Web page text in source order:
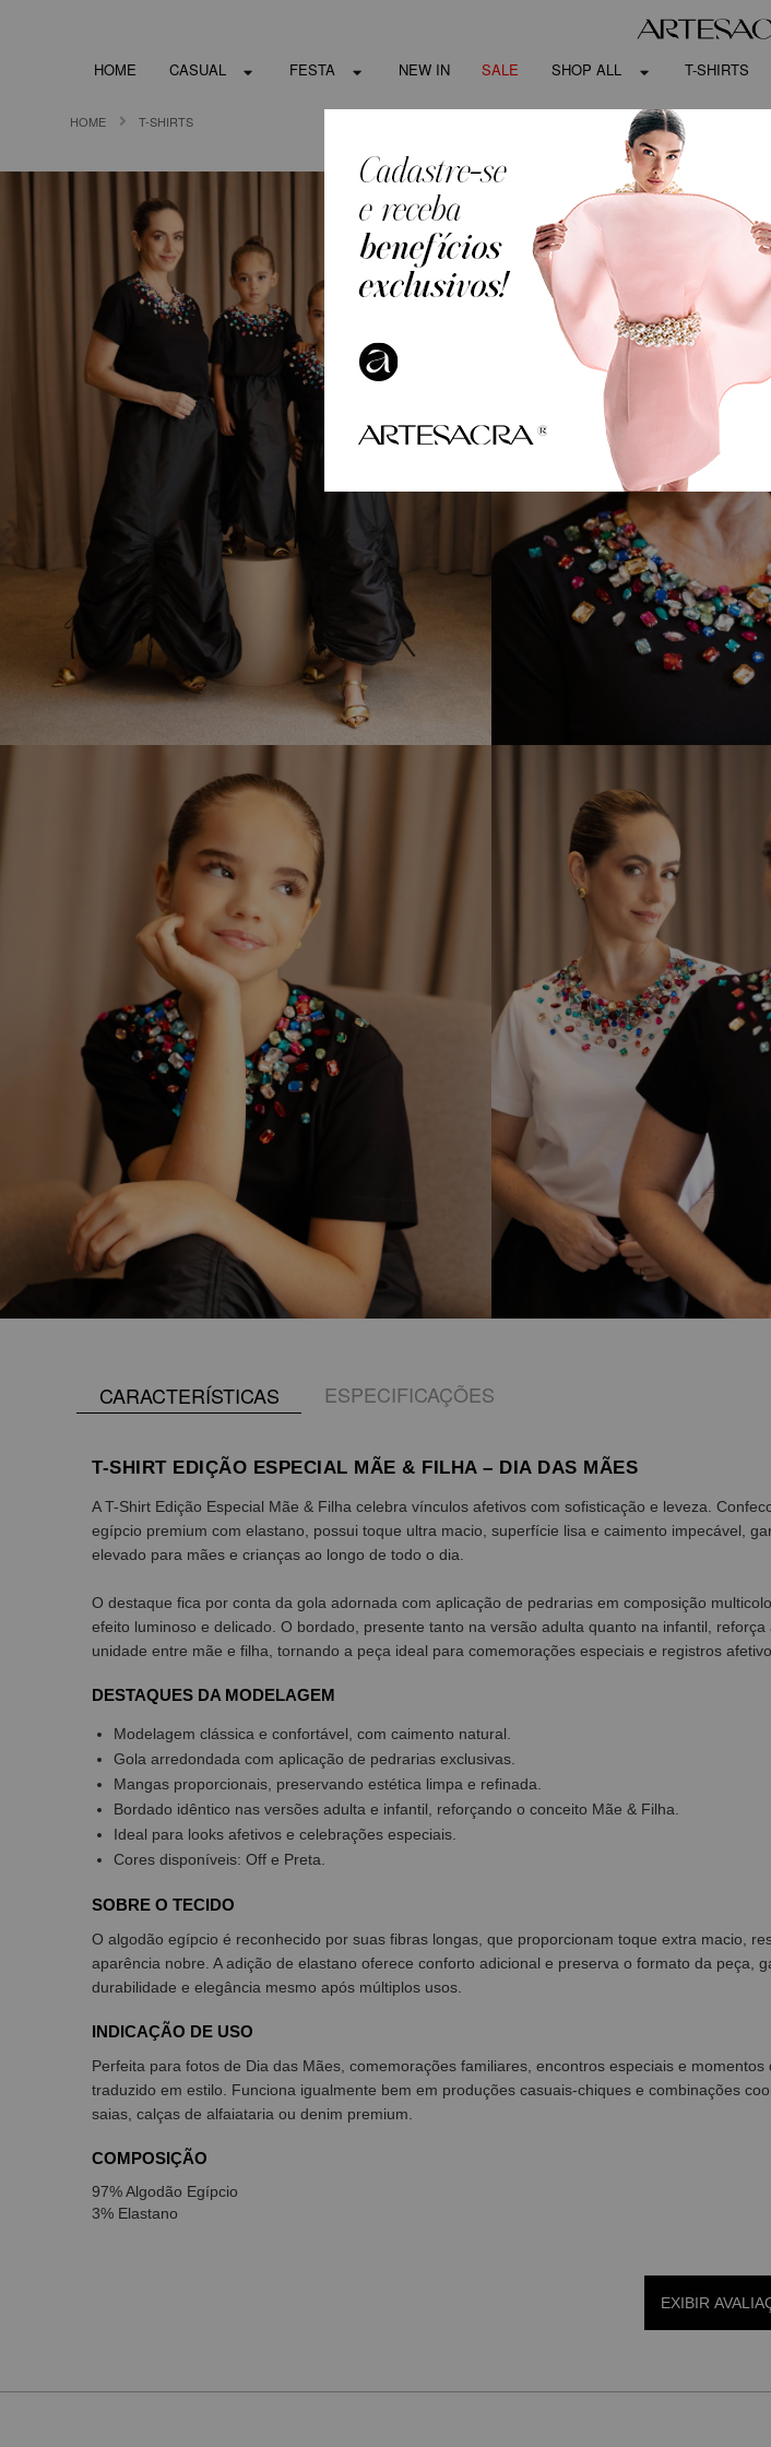
HOME CASUAL FESTA NEW IN SALE SHOP ALL T-SHIRTS
HOME T-SHIRTS
CARACTERÍSTICAS ESPECIFICAÇÕES
T-SHIRT EDIÇÃO ESPECIAL MÃE & FILHA – DIA DAS MÃES
A T-Shirt Edição Especial Mãe & Filha celebra vínculos afetivos com sofisticação e leveza.
egípcio premium com elastano, possui toque ultra macio, superfície lisa e caimento impecável,
elevado para mães e crianças ao longo de todo o dia.
O destaque fica por conta da gola adornada com aplicação de pedrarias em composição
efeito luminoso e delicado. O bordado, presente tanto na versão adulta quanto na infantil, reforça
unidade entre mãe e filha, tornando a peça ideal para comemorações especiais e registros
DESTAQUES DA MODELAGEM
Modelagem clássica e confortável, com caimento natural.
Gola arredondada com aplicação de pedrarias exclusivas.
Mangas proporcionais, preservando estética limpa e refinada.
Bordado idêntico nas versões adulta e infantil, reforçando o conceito Mãe & Filha.
Ideal para looks afetivos e celebrações especiais.
Cores disponíveis: Off e Preta.
SOBRE O TECIDO
O algodão egípcio é reconhecido por suas fibras longas, que proporcionam toque extra macio,
aparência nobre. A adição de elastano oferece conforto adicional e preserva o formato da peça,
durabilidade e elegância mesmo após múltiplos usos.
INDICAÇÃO DE USO
Perfeita para fotos de Dia das Mães, comemorações familiares, encontros especiais e momentos
traduzido em estilo. Funciona igualmente bem em produções casuais-chiques e combinações
saias, calças de alfaiataria ou denim premium.
COMPOSIÇÃO
97% Algodão Egípcio
3% Elastano
EXIBIR